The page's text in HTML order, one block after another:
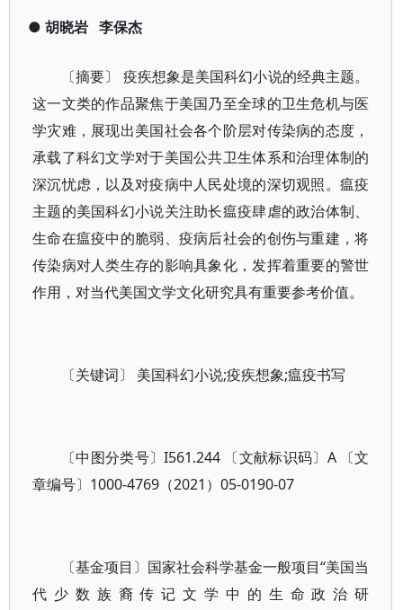
● 胡晓岩 李保杰
〔摘要〕 疫疾想象是美国科幻小说的经典主题。
这一文类的作品聚焦于美国乃至全球的卫生危机与医
学灾难，展现出美国社会各个阶层对传染病的态度，
承载了科幻文学对于美国公共卫生体系和治理体制的
深沉忧虑，以及对疫病中人民处境的深切观照。瘟疫
主题的美国科幻小说关注助长瘟疫肆虐的政治体制、
生命在瘟疫中的脆弱、疫病后社会的创伤与重建，将
传染病对人类生存的影响具象化，发挥着重要的警世
作用，对当代美国文学文化研究具有重要参考价值。
〔关键词〕 美国科幻小说;疫疾想象;瘟疫书写
〔中图分类号〕I561.244 〔文献标识码〕A 〔文
章编号〕1000-4769（2021）05-0190-07
〔基金项目〕国家社会科学基金一般项目“美国当
代少数族裔传记文学中的生命政治研